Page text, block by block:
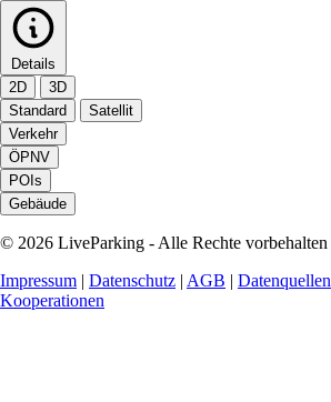
Details
2D
3D
Standard
Satellit
Verkehr
ÖPNV
POIs
Gebäude
© 2026 LiveParking - Alle Rechte vorbehalten
Impressum | Datenschutz | AGB | Datenquellen
Kooperationen